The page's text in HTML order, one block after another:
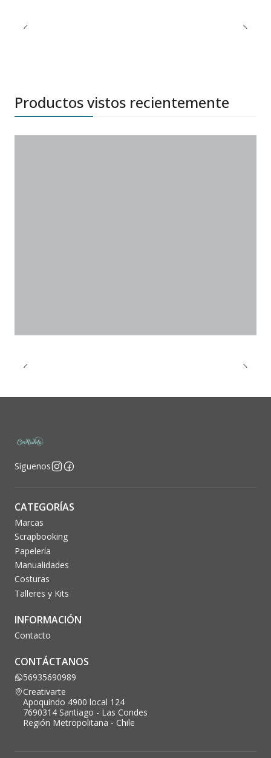
Productos vistos recientemente
Síguenos
CATEGORÍAS
Marcas
Scrapbooking
Papelería
Manualidades
Costuras
Talleres y Kits
INFORMACIÓN
Contacto
CONTÁCTANOS
56935690989
Creativarte
Apoquindo 4900 local 124
7690314 Santiago - Las Condes
Región Metropolitana - Chile